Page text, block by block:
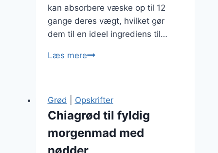
kan absorbere væske op til 12
gange deres vægt, hvilket gør
dem til en ideel ingrediens til…
Læs mereChiagråd
livsstil
gør
dagen
lysere
Grød Opskrifter
Chiagrød til fyldig
morgenmad med